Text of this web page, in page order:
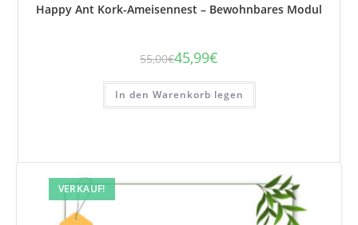
Happy Ant Kork-Ameisennest – Bewohnbares Modul
55,00€ Der
Preis
betrug:
55,00
45,99€
Der
Preis
beträgt:
45,99
In den Warenkorb legen
VERKAUF!